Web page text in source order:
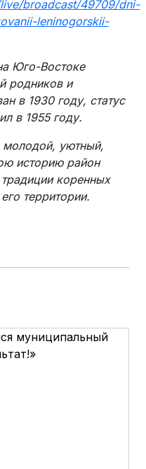
broadcast/49709/dni-
leninogorskii-
Юго-Востоке
родников и
в 1930 году, статус
в 1955 году.
молодой, уютный,
историю район
коренных
территории.